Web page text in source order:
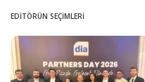
EDITÖRÜN SEÇIMLERI